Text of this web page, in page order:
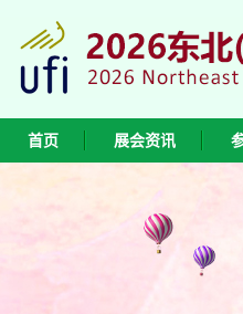
首页 展会资讯